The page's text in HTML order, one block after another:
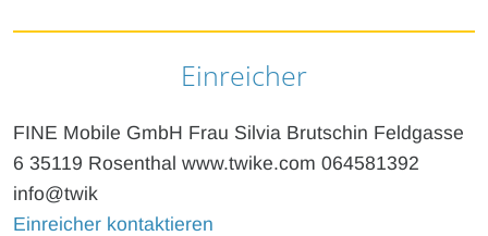
Einreicher
FINE Mobile GmbH Frau Silvia Brutschin Feldgasse
6 35119 Rosenthal www.twike.com 064581392
info@twik
Einreicher kontaktieren